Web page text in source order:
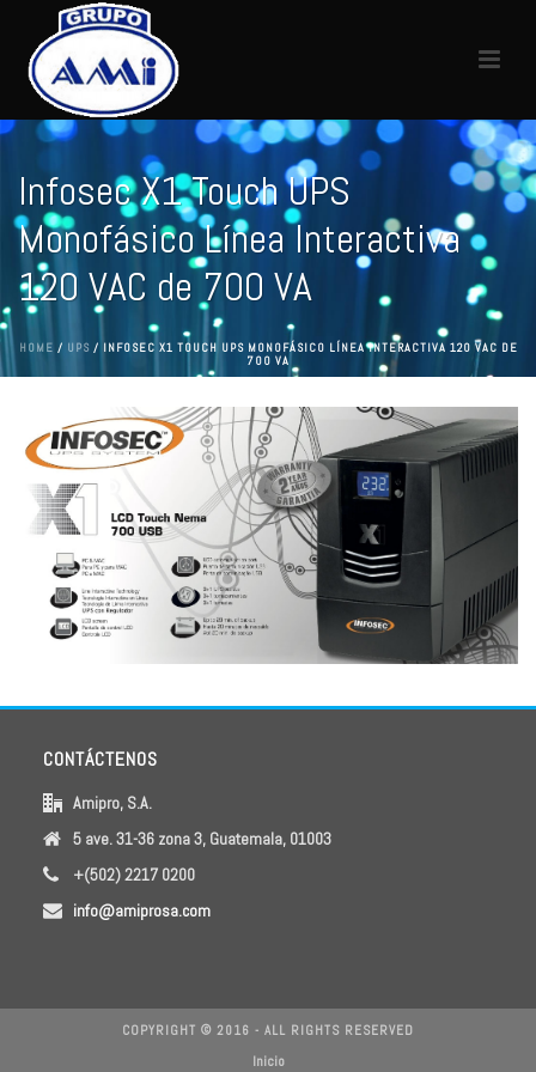
Infosec X1 Touch UPS
Monofásico Línea Interactiva
120 VAC de 700 VA
HOME / UPS / INFOSEC X1 TOUCH UPS MONOFÁSICO LÍNEA INTERACTIVA 120 VAC DE
700 VA
CONTÁCTENOS
Amipro, S.A.
5 ave. 31-36 zona 3, Guatemala, 01003
+(502) 2217 0200
info@amiprosa.com
COPYRIGHT © 2016 - ALL RIGHTS RESERVED
Inicio